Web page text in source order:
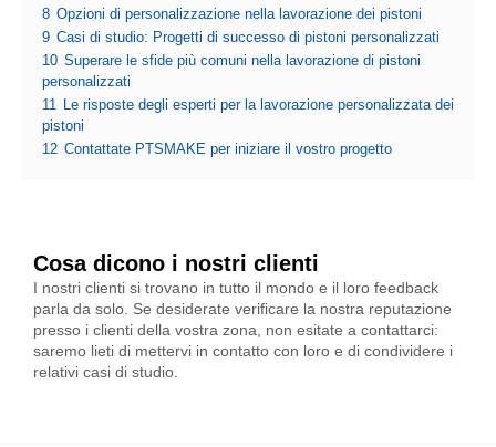
8 Opzioni di personalizzazione nella lavorazione dei pistoni
9 Casi di studio: Progetti di successo di pistoni personalizzati
10 Superare le sfide più comuni nella lavorazione di pistoni
personalizzati
11 Le risposte degli esperti per la lavorazione personalizzata dei
pistoni
12 Contattate PTSMAKE per iniziare il vostro progetto
Cosa dicono i nostri clienti
I nostri clienti si trovano in tutto il mondo e il loro feedback
parla da solo. Se desiderate verificare la nostra reputazione
presso i clienti della vostra zona, non esitate a contattarci:
saremo lieti di mettervi in contatto con loro e di condividere i
relativi casi di studio.